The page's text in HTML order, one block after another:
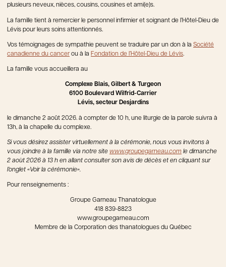
plusieurs neveux, nièces, cousins, cousines et ami(e)s.
La famille tient à remercier le personnel infirmier et soignant de l’Hôtel-Dieu de
Lévis pour leurs soins attentionnés.
Vos témoignages de sympathie peuvent se traduire par un don à la Société
canadienne du cancer ou à la Fondation de l’Hôtel-Dieu de Lévis.
La famille vous accueillera au
Complexe Blais, Gilbert & Turgeon
6100 Boulevard Wilfrid-Carrier
Lévis, secteur Desjardins
le dimanche 2 août 2026. à compter de 10 h, une liturgie de la parole suivra à
13h, à la chapelle du complexe.
Si vous désirez assister virtuellement à la cérémonie, nous vous invitons à
vous joindre à la famille via notre site www.groupegarneau.com le dimanche
2 aoùt 2026 à 13 h en allant consulter son avis de décès et en cliquant sur
l’onglet «Voir la cérémonie».
Pour renseignements :
Groupe Garneau Thanatologue
418 839-8823
www.groupegarneau.com
Membre de la Corporation des thanatologues du Québec